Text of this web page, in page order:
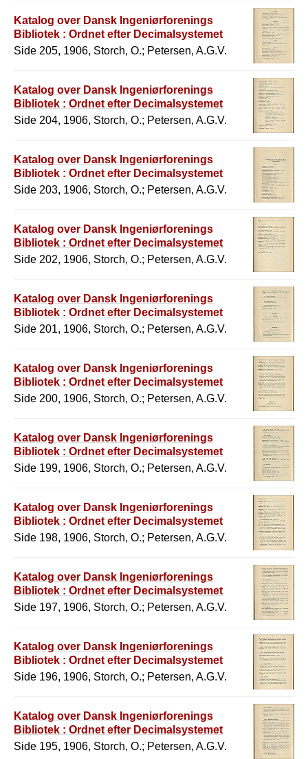
Katalog over Dansk Ingeniørforenings
Bibliotek : Ordnet efter Decimalsystemet
Side 205, 1906, Storch, O.; Petersen, A.G.V.
Katalog over Dansk Ingeniørforenings
Bibliotek : Ordnet efter Decimalsystemet
Side 204, 1906, Storch, O.; Petersen, A.G.V.
Katalog over Dansk Ingeniørforenings
Bibliotek : Ordnet efter Decimalsystemet
Side 203, 1906, Storch, O.; Petersen, A.G.V.
Katalog over Dansk Ingeniørforenings
Bibliotek : Ordnet efter Decimalsystemet
Side 202, 1906, Storch, O.; Petersen, A.G.V.
Katalog over Dansk Ingeniørforenings
Bibliotek : Ordnet efter Decimalsystemet
Side 201, 1906, Storch, O.; Petersen, A.G.V.
Katalog over Dansk Ingeniørforenings
Bibliotek : Ordnet efter Decimalsystemet
Side 200, 1906, Storch, O.; Petersen, A.G.V.
Katalog over Dansk Ingeniørforenings
Bibliotek : Ordnet efter Decimalsystemet
Side 199, 1906, Storch, O.; Petersen, A.G.V.
Katalog over Dansk Ingeniørforenings
Bibliotek : Ordnet efter Decimalsystemet
Side 198, 1906, Storch, O.; Petersen, A.G.V.
Katalog over Dansk Ingeniørforenings
Bibliotek : Ordnet efter Decimalsystemet
Side 197, 1906, Storch, O.; Petersen, A.G.V.
Katalog over Dansk Ingeniørforenings
Bibliotek : Ordnet efter Decimalsystemet
Side 196, 1906, Storch, O.; Petersen, A.G.V.
Katalog over Dansk Ingeniørforenings
Bibliotek : Ordnet efter Decimalsystemet
Side 195, 1906, Storch, O.; Petersen, A.G.V.